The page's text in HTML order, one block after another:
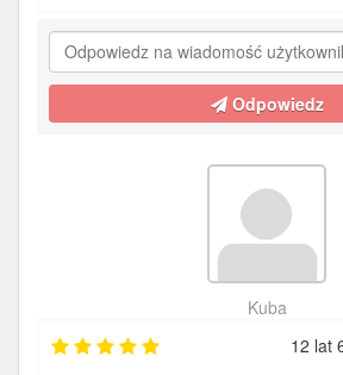
Odpowiedz
Kuba
12 lat